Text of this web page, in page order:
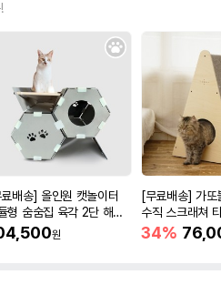
료배송] 올인원 캣놀이터
형 숨숨집 육각 2단 해먹
원
[무료배송] 가또
수직 스크래쳐
34%